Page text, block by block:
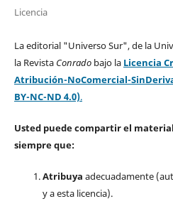
Licencia
La editorial "Universo Sur", de la
la Revista Conradobajo la Licencia
Atribución-NoComercial-
BY-NC-ND 4.0).
Usted puede compartir el
siempre que:
Atribuya adecuadamente
y a esta licencia).